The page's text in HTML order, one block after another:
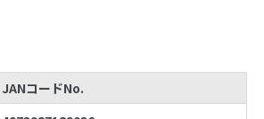
JANコードNo.